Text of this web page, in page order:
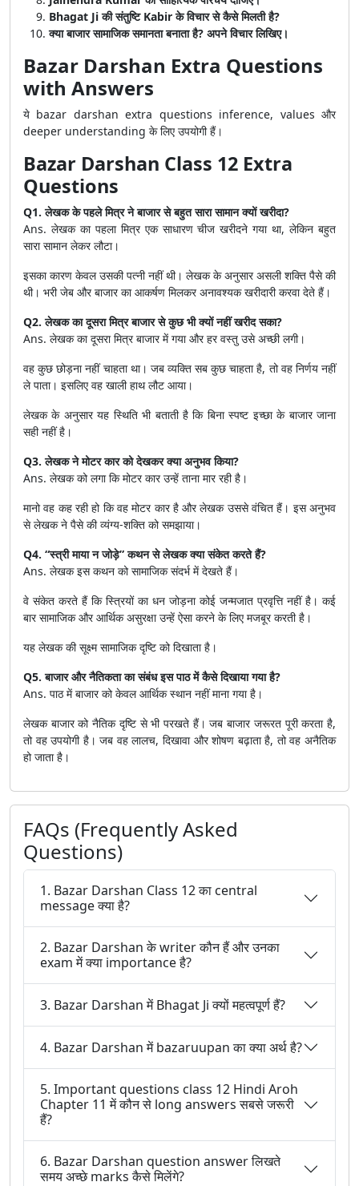
Bhagat Ji की संतुष्टि Kabir के विचार से कैसे मिलती है?
क्या बाजार सामाजिक समानता बनाता है? अपने विचार लिखिए।
Bazar Darshan Extra Questions
with Answers
ये bazar darshan extra questions inference, values और
deeper understanding के लिए उपयोगी हैं।
Bazar Darshan Class 12 Extra
Questions
Q1. लेखक के पहले मित्र ने बाजार से बहुत सारा सामान क्यों खरीदा?
Ans. लेखक का पहला मित्र एक साधारण चीज खरीदने गया था, लेकिन बहुत
सारा सामान लेकर लौटा।
इसका कारण केवल उसकी पत्नी नहीं थी। लेखक के अनुसार असली शक्ति पैसे की
थी। भरी जेब और बाजार का आकर्षण मिलकर अनावश्यक खरीदारी करवा देते हैं।
Q2. लेखक का दूसरा मित्र बाजार से कुछ भी क्यों नहीं खरीद सका?
Ans. लेखक का दूसरा मित्र बाजार में गया और हर वस्तु उसे अच्छी लगी।
वह कुछ छोड़ना नहीं चाहता था। जब व्यक्ति सब कुछ चाहता है, तो वह निर्णय नहीं
ले पाता। इसलिए वह खाली हाथ लौट आया।
लेखक के अनुसार यह स्थिति भी बताती है कि बिना स्पष्ट इच्छा के बाजार जाना
सही नहीं है।
Q3. लेखक ने मोटर कार को देखकर क्या अनुभव किया?
Ans. लेखक को लगा कि मोटर कार उन्हें ताना मार रही है।
मानो वह कह रही हो कि वह मोटर कार है और लेखक उससे वंचित हैं। इस अनुभव
से लेखक ने पैसे की व्यंग्य-शक्ति को समझाया।
Q4. “स्त्री माया न जोड़े” कथन से लेखक क्या संकेत करते हैं?
Ans. लेखक इस कथन को सामाजिक संदर्भ में देखते हैं।
वे संकेत करते हैं कि स्त्रियों का धन जोड़ना कोई जन्मजात प्रवृत्ति नहीं है। कई
बार सामाजिक और आर्थिक असुरक्षा उन्हें ऐसा करने के लिए मजबूर करती है।
यह लेखक की सूक्ष्म सामाजिक दृष्टि को दिखाता है।
Q5. बाजार और नैतिकता का संबंध इस पाठ में कैसे दिखाया गया है?
Ans. पाठ में बाजार को केवल आर्थिक स्थान नहीं माना गया है।
लेखक बाजार को नैतिक दृष्टि से भी परखते हैं। जब बाजार जरूरत पूरी करता है,
तो वह उपयोगी है। जब वह लालच, दिखावा और शोषण बढ़ाता है, तो वह अनैतिक
हो जाता है।
FAQs (Frequently Asked
Questions)
1. Bazar Darshan Class 12 का central
message क्या है?
2. Bazar Darshan के writer कौन हैं और उनका
exam में क्या importance है?
3. Bazar Darshan में Bhagat Ji क्यों महत्वपूर्ण हैं?
4. Bazar Darshan में bazaruupan का क्या अर्थ है?
5. Important questions class 12 Hindi Aroh
Chapter 11 में कौन से long answers सबसे जरूरी
हैं?
6. Bazar Darshan question answer लिखते
समय अच्छे marks कैसे मिलेंगे?